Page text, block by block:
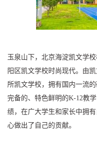
玉泉山下，北京海淀凯文学
阳区凯文学校时尚现代。由
所凯文学校，拥有国内一流
完备的、特色鲜明的K-12教
绩，在广大学生和家长中拥
心做出了自己的贡献。